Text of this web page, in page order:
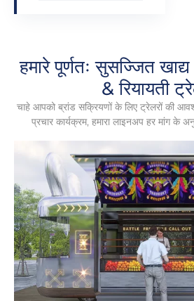
हमारे पूर्णतः सुसज्जित
& रियायती
चाहे आपको ब्रांड सक्रियणों के लिए ट्रेलरों की
प्रचार कार्यक्रम, हमारा लाइनअप हर मांग के